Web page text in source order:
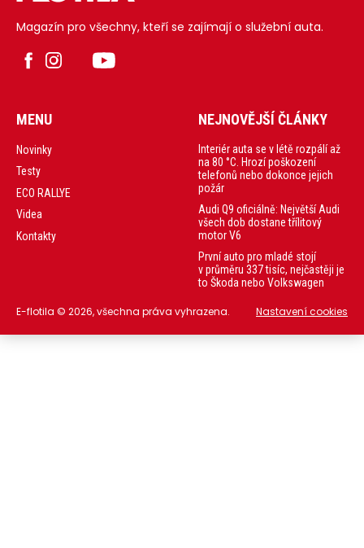
Magazín pro všechny, kteří se zajímají o služební auta.
MENU
Novinky
Testy
ECO RALLYE
Videa
Kontakty
NEJNOVĚJŠÍ ČLÁNKY
Interiér auta se v létě rozpálí až
na 80 °C. Hrozí poškození
telefonů nebo dokonce jejich
požár
Audi Q9 oficiálně: Největší Audi
všech dob dostane třílitový
motor V6
První auto pro mladé stojí
v průměru 337 tisíc, nejčastěji je
to Škoda nebo Volkswagen
E-flotila © 2026, všechna práva vyhrazena. Nastavení cookies